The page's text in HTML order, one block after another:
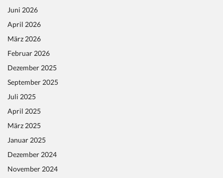
Juni 2026
April 2026
März 2026
Februar 2026
Dezember 2025
September 2025
Juli 2025
April 2025
März 2025
Januar 2025
Dezember 2024
November 2024